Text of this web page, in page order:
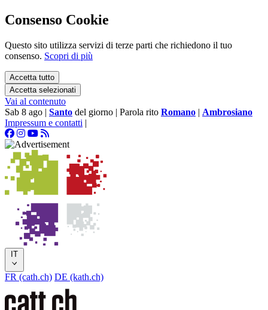
Consenso Cookie
Questo sito utilizza servizi di terze parti che richiedono il tuo
consenso. Scopri di più
Accetta tutto
Accetta selezionati
Vai al contenuto
Sab 8 ago | Santo del giorno | Parola rito Romano | Ambrosiano
Impressum e contatti |
IT
FR (cath.ch) DE (kath.ch)